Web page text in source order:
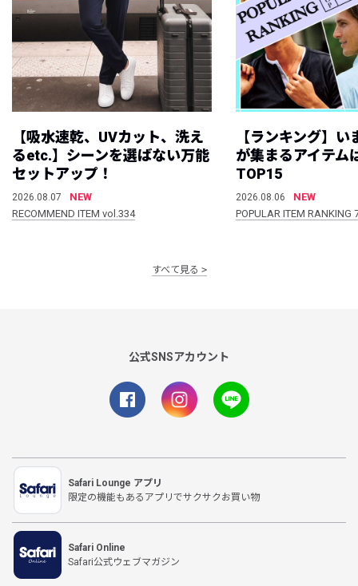
【吸水速乾、UVカット、洗え
るetc.】シーンを選ばない万能
セットアップ！
2026.08.07
NEW
RECOMMEND ITEM vol.334
【ランキング】
が集まるアイテム
TOP15
2026.08.06
NEW
POPULAR ITEM
すべて見る
公式SNSアカウント
Safari Lounge アプリ
限定の機能もあるアプリでサクサクお買い物
Safari Online
Safari公式ウェブマガジン